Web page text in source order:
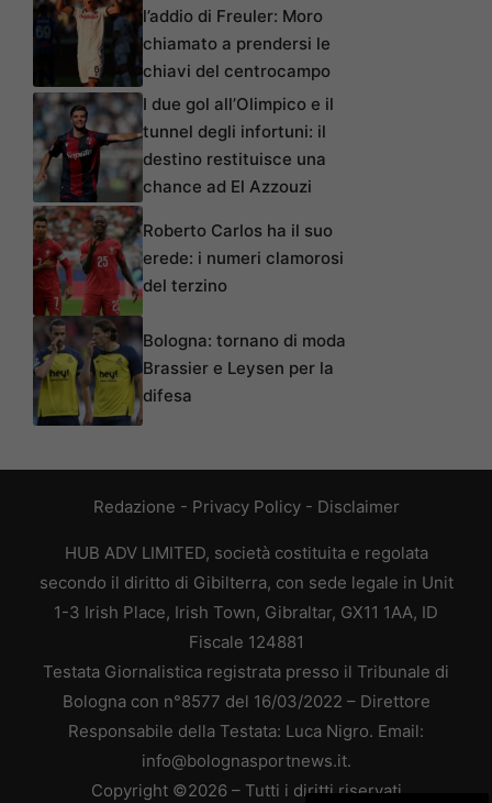
l’addio di Freuler: Moro
chiamato a prendersi le
chiavi del centrocampo
I due gol all’Olimpico e il
tunnel degli infortuni: il
destino restituisce una
chance ad El Azzouzi
Roberto Carlos ha il suo
erede: i numeri clamorosi
del terzino
Bologna: tornano di moda
Brassier e Leysen per la
difesa
Redazione - Privacy Policy- Disclaimer
HUB ADV LIMITED, società costituita e regolata
secondo il diritto di Gibilterra, con sede legale in Unit
1-3 Irish Place, Irish Town, Gibraltar, GX11 1AA, ID
Fiscale 124881
Testata Giornalistica registrata presso il Tribunale di
Bologna con n°8577 del 16/03/2022 – Direttore
Responsabile della Testata: Luca Nigro. Email:
info@bolognasportnews.it.
Copyright ©2026 – Tutti i diritti riservati